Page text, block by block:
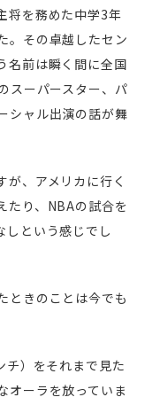
将を務めた中学3年
。その卓越したセン
名前は瞬く間に全国
スーパースター、パ
シャル出演の話が舞
が、アメリカに行く
たり、NBAの試合を
しという感じでし
ときのことは今でも
チ）をそれまで見た
オーラを放っていま